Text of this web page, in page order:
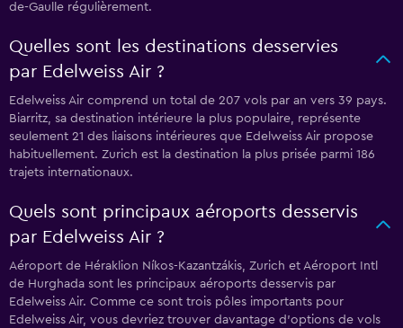
de-Gaulle régulièrement.
Quelles sont les destinations desservies
par Edelweiss Air ?
Edelweiss Air comprend un total de 207 vols par an vers 39 pays.
Biarritz, sa destination intérieure la plus populaire, représente
seulement 21 des liaisons intérieures que Edelweiss Air propose
habituellement. Zurich est la destination la plus prisée parmi 186
trajets internationaux.
Quels sont principaux aéroports desservis
par Edelweiss Air ?
Aéroport de Héraklion Níkos-Kazantzákis, Zurich et Aéroport Intl
de Hurghada sont les principaux aéroports desservis par
Edelweiss Air. Comme ce sont trois pôles importants pour
Edelweiss Air, vous devriez trouver davantage d'options de vols